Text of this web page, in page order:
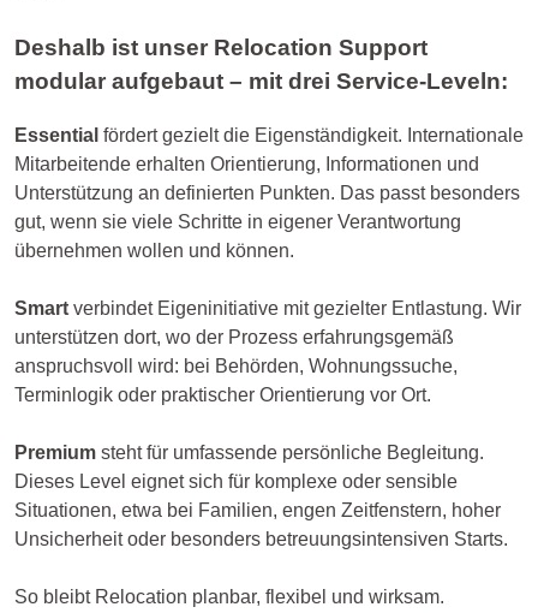
Deshalb ist unser Relocation Support
modular aufgebaut – mit drei Service-Leveln:
Essential fördert gezielt die Eigenständigkeit. Internationale
Mitarbeitende erhalten Orientierung, Informationen und
Unterstützung an definierten Punkten. Das passt besonders
gut, wenn sie viele Schritte in eigener Verantwortung
übernehmen wollen und können.
Smart verbindet Eigeninitiative mit gezielter Entlastung. Wir
unterstützen dort, wo der Prozess erfahrungsgemäß
anspruchsvoll wird: bei Behörden, Wohnungssuche,
Terminlogik oder praktischer Orientierung vor Ort.
Premium steht für umfassende persönliche Begleitung.
Dieses Level eignet sich für komplexe oder sensible
Situationen, etwa bei Familien, engen Zeitfenstern, hoher
Unsicherheit oder besonders betreuungsintensiven Starts.
So bleibt Relocation planbar, flexibel und wirksam.